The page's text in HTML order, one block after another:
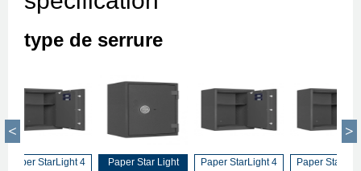
type de serrure
Paper StarLight 4
Paper Star Light
Paper StarLight 4
Paper